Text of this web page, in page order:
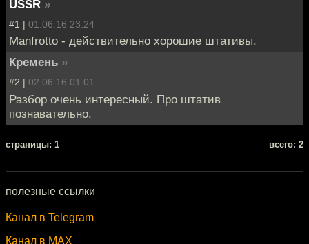
USSR »
#1 | 01.06.16 23:24
Manfrotto - действительно хорошие штативы.
Кремень »
#2 | 02.06.16 01:01
Разбор очень интересный. Про штатив
познавательно.
cтраницы: 1 всего: 2
полезные ссылки
Канал в Telegram
Канал в MAX